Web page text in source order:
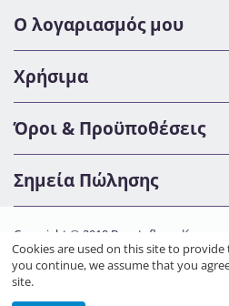
Ο λογαριασμός μου
Χρήσιμα
Όροι & Προϋποθέσεις
Σημεία Πώλησης
Copyright © 2019 Beautyfly.gr.
Cookies are used on this site to
you continue, we assume that you
site.